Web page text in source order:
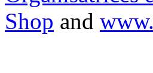
Shop and